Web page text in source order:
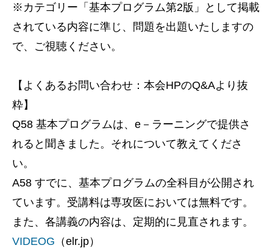
※カテゴリー「基本プログラム第2版」として掲載
されている内容に準じ、問題を出題いたしますの
で、ご視聴ください。
【よくあるお問い合わせ：本会HPのQ&Aより抜
粋】
Q58 基本プログラムは、e－ラーニングで提供さ
れると聞きました。それについて教えてくださ
い。
A58 すでに、基本プログラムの全科目が公開され
ています。受講料は専攻医においては無料です。
また、各講義の内容は、定期的に見直されます。
VIDEOG （elr.jp）